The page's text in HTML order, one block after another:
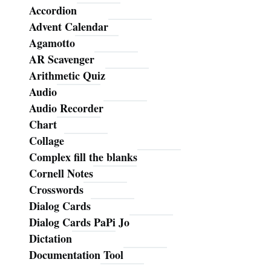
Accordion
Advent Calendar
Agamotto
AR Scavenger
Arithmetic Quiz
Audio
Audio Recorder
Chart
Collage
Complex fill the blanks
Cornell Notes
Crosswords
Dialog Cards
Dialog Cards PaPi Jo
Dictation
Documentation Tool